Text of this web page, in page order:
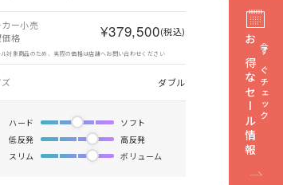
カー小売
格
¥379,500(税込)
対象商品のため、実際の価格は店舗へお問い合わせください
ダブル
ハード
ソフト
低反発
高反発
スリム
ボリューム
今すぐチェック
お得なセール情報